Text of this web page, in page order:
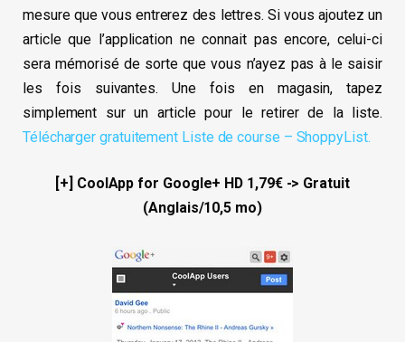
mesure que vous entrerez des lettres. Si vous ajoutez un
article que l’application ne connait pas encore, celui-ci
sera mémorisé de sorte que vous n’ayez pas à le saisir
les fois suivantes. Une fois en magasin, tapez
simplement sur un article pour le retirer de la liste.
Télécharger gratuitement Liste de course – ShoppyList.
[+] CoolApp for Google+ HD 1,79€ -> Gratuit
(Anglais/10,5 mo)